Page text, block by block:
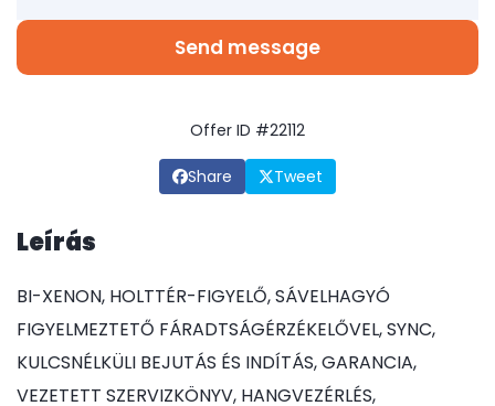
Send message
Offer ID #22112
Share Tweet
Leírás
BI-XENON, HOLTTÉR-FIGYELŐ, SÁVELHAGYÓ
FIGYELMEZTETŐ FÁRADTSÁGÉRZÉKELŐVEL, SYNC,
KULCSNÉLKÜLI BEJUTÁS ÉS INDÍTÁS, GARANCIA,
VEZETETT SZERVIZKÖNYV, HANGVEZÉRLÉS,